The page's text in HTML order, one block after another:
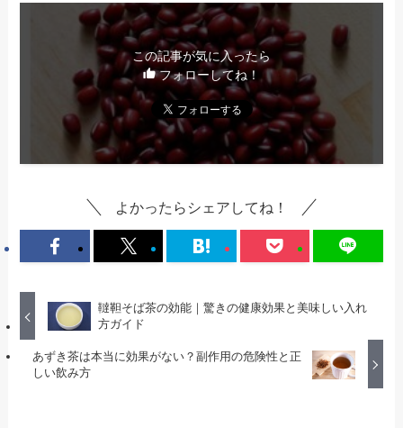
この記事が気に入ったら
フォローしてね！
よかったらシェアしてね！
韃靼そば茶の効能｜驚きの健康効果と美味しい入れ
方ガイド
あずき茶は本当に効果がない？副作用の危険性と正
しい飲み方